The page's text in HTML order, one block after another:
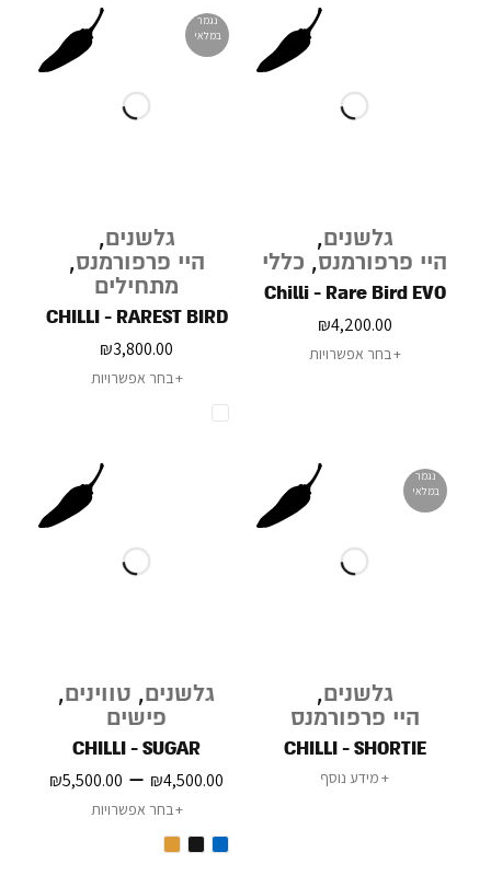
גלשנים,
היי פרפורמנס, כללי
Chilli - Rare Bird EVO
₪4,200.00
בחר אפשרויות
נגמר
במלאי
גלשנים,
היי פרפורמנס,
מתחילים
CHILLI - RAREST BIRD
₪3,800.00
בחר אפשרויות
נגמר
במלאי
גלשנים,
היי פרפורמנס
CHILLI - SHORTIE
מידע נוסף
גלשנים, טווינים,
פישים
CHILLI - SUGAR
₪4,500.00
–
₪5,500.00
בחר אפשרויות